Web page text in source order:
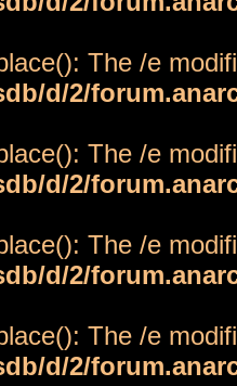
The /e
d/2/
The /e
d/2/
The /e
d/2/
The /e
d/2/